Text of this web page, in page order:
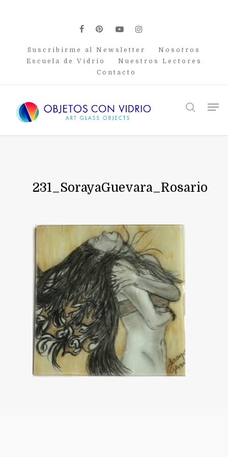
facebook
pinterest
youtubeinstagram
Suscribirme al Newsletter
Nosotros
Escuela de Vidrio
Nuestros Lectores
Contacto
search
231_SorayaGuevara_Rosario